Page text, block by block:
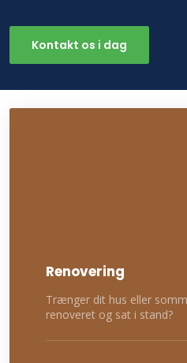
Kontakt os i dag​
Renovering
Trænger dit hus eller
renoveret og sat i stand?